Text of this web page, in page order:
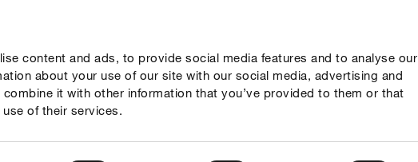
content and ads, to provide social media features and to analyse our
about your use of our site with our social media, advertising and
it with other information that you’ve provided to them or that
of their services.
Thema's Tot je dienst Onderneming